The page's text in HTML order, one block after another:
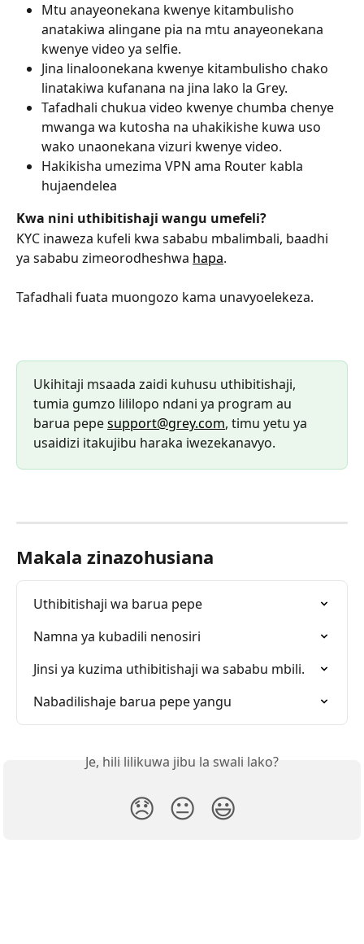
Mtu anayeonekana kwenye kitambulisho
anatakiwa alingane pia na mtu anayeonekana
kwenye video ya selfie.
Jina linaloonekana kwenye kitambulisho chako
linatakiwa kufanana na jina lako la Grey.
Tafadhali chukua video kwenye chumba chenye
mwanga wa kutosha na uhakikishe kuwa uso
wako unaonekana vizuri kwenye video.
Hakikisha umezima VPN ama Router kabla
hujaendelea
Kwa nini uthibitishaji wangu umefeli?
KYC inaweza kufeli kwa sababu mbalimbali, baadhi
ya sababu zimeorodheshwa hapa.
Tafadhali fuata muongozo kama unavyoelekeza.
Ukihitaji msaada zaidi kuhusu uthibitishaji,
tumia gumzo lililopo ndani ya program au
barua pepe support@grey.com, timu yetu ya
usaidizi itakujibu haraka iwezekanavyo.
Makala zinazohusiana
Uthibitishaji wa barua pepe
Namna ya kubadili nenosiri
Jinsi ya kuzima uthibitishaji wa sababu mbili.
Nabadilishaje barua pepe yangu
Je, hili lilikuwa jibu la swali lako?
😞 😐 😃